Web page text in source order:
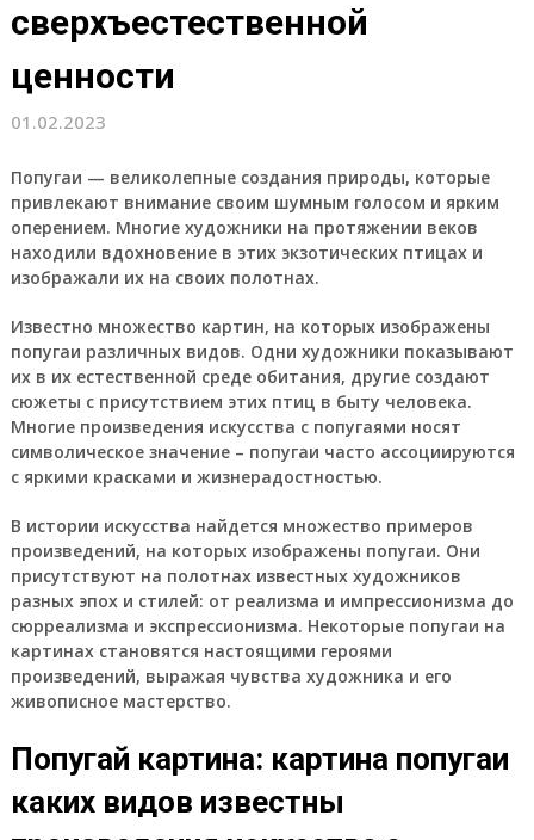
сверхъестественной
ценности
01.02.2023
Попугаи — великолепные создания природы, которые
привлекают внимание своим шумным голосом и ярким
оперением. Многие художники на протяжении веков
находили вдохновение в этих экзотических птицах и
изображали их на своих полотнах.
Известно множество картин, на которых изображены
попугаи различных видов. Одни художники показывают
их в их естественной среде обитания, другие создают
сюжеты с присутствием этих птиц в быту человека.
Многие произведения искусства с попугаями носят
символическое значение – попугаи часто ассоциируются
с яркими красками и жизнерадостностью.
В истории искусства найдется множество примеров
произведений, на которых изображены попугаи. Они
присутствуют на полотнах известных художников
разных эпох и стилей: от реализма и импрессионизма до
сюрреализма и экспрессионизма. Некоторые попугаи на
картинах становятся настоящими героями
произведений, выражая чувства художника и его
живописное мастерство.
Попугай картина: картина попугаи
каких видов известны